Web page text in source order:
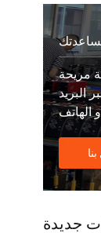
مريحة
24/7 عبر البريد
جديدة